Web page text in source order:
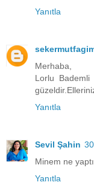
Yanıtla
Merhaba,
Lorlu
Yanıtla
Sevil Şahin
Minem ne
Yanıtla